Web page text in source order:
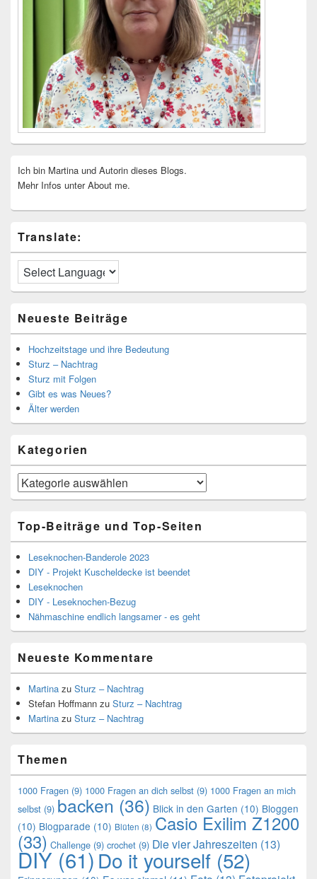
Ich bin Martina und Autorin dieses Blogs.
Mehr Infos unter About me.
Translate:
Neueste Beiträge
Hochzeitstage und ihre Bedeutung
Sturz – Nachtrag
Sturz mit Folgen
Gibt es was Neues?
Älter werden
Kategorien
Kategorien
Top-Beiträge und Top-Seiten
Leseknochen-Banderole 2023
DIY - Projekt Kuscheldecke ist beendet
Leseknochen
DIY - Leseknochen-Bezug
Nähmaschine endlich langsamer - es geht
Neueste Kommentare
Martina zu Sturz – Nachtrag
Stefan Hoffmann zu Sturz – Nachtrag
Martina zu Sturz – Nachtrag
Themen
1000 Fragen (9) 1000 Fragen an dich selbst (9) 1000 Fragen an mich
selbst (9) backen (36) Blick in den Garten (10) Bloggen
(10) Blogparade (10) Blüten (8) Casio Exilim Z1200
(33) Challenge (9) crochet (9) Die vier Jahreszeiten (13)
DIY (61)Do it yourself (52)